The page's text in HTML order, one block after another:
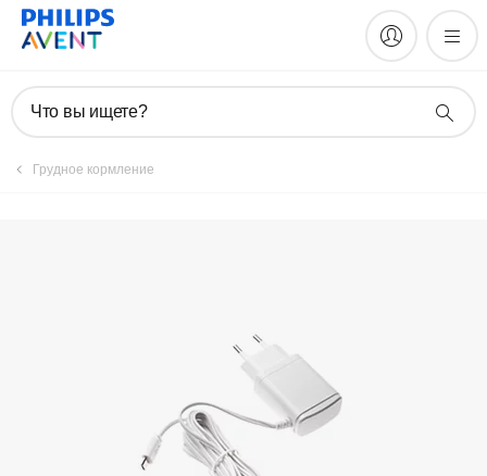
Что вы ищете?
Грудное кормление
Зарегистрировать продукт